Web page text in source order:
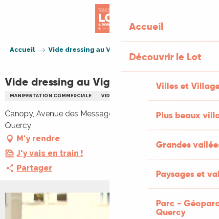
Accueil
Découvrir le Lot
Villes et
Plus beaux
Grandes
Paysages et
Parc -
Quercy
Accueil Vide dressing au Vignon en Quercy
Vide dressing au Vignon en Quercy
MANIFESTATION COMMERCIALE VIDE GRENIERS BRADERIE
Canopy, Avenue des Messageries, 46110 Vignon-en-
Quercy
M'y rendre
J'y vais en train !
Partager